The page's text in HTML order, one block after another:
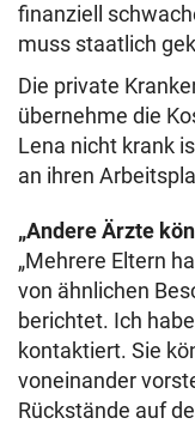
finanziell
muss staatlich
Die private
übernehme die
Lena nicht krank
an ihren
„Andere Ärzte
„Mehrere Eltern
von ähnlichen
berichtet. Ich
kontaktiert. Sie
voneinander
Rückstände auf